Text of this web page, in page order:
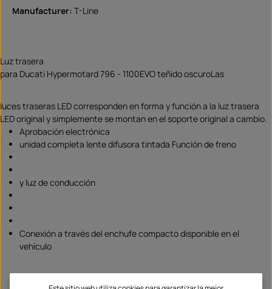
Manufacturer: T-Line
Luz trasera
para Ducati Hypermotard 796 - 1100EVO teñido oscuroLas
luces traseras LED corresponden en forma y función a la luz trasera
LED original y simplemente se montan en el soporte original a cambio.
Aprobación electrónica
unidad completa lente difusora tintada Función de freno
y luz de conducción
Conexión a través del enchufe compacto disponible en el
vehículo